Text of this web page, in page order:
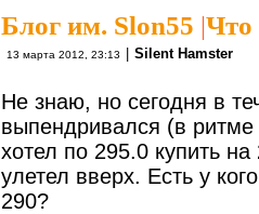
Блог им. Slon55 |Что
13 марта 2012, 23:13 Silent Hamster
Не знаю, но сегодня в
выпендривался (в ритме
хотел по 295.0 купить
улетел вверх. Есть у
290?